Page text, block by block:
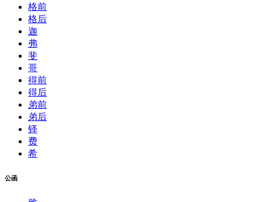
格前
格后
迦
弗
斐
哥
得前
得后
弟前
弟后
铎
费
希
公函